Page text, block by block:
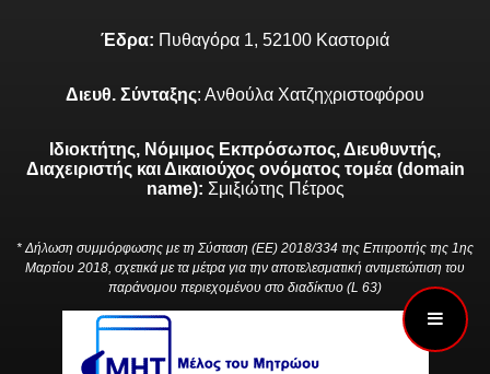
Έδρα: Πυθαγόρα 1, 52100 Καστοριά
Διευθ. Σύνταξης: Ανθούλα Χατζηχριστοφόρου
Ιδιοκτήτης, Νόμιμος Εκπρόσωπος, Διευθυντής,
Διαχειριστής και Δικαιούχος ονόματος τομέα (domain
name): Σμιξιώτης Πέτρος
* Δήλωση συμμόρφωσης με τη Σύσταση (ΕΕ) 2018/334 της Επιτροπής της 1ης
Μαρτίου 2018, σχετικά με τα μέτρα για την αποτελεσματική αντιμετώπιση του
παράνομου περιεχομένου στο διαδίκτυο (L 63)